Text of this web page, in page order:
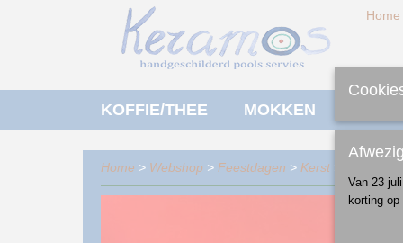
Home
KOFFIE/THEE MOKKEN
Home > Webshop > Feestdagen > Kerst
Afwezig
Van 23
korting